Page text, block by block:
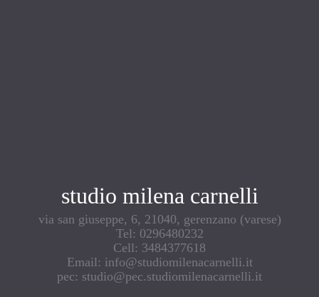
studio milena carnelli
via san giuseppe, 6, 21040, gerenzano (varese)
Tel: 0296480232
Cell: 3484377618
Email: info@studiomilenacarnelli.it
pec: studio@pec.studiomilenacarnelli.it